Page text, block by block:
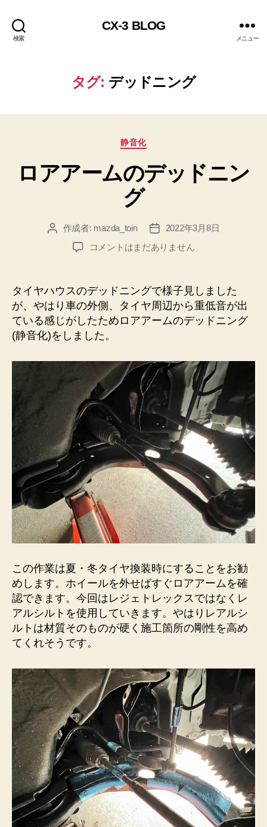
検索
CX-3 BLOG
メニュー
タグ: デッドニング
カ
ゴ
リ
ー
静音化
ロアアームのデッドニン
グ
投 作成者: mazda_toin
投
稿
日
2022年3月8日
ロ
ー
ム
の
デ
ッ
ニ
グ
へ
の
コメントはまだありません
タイヤハウスのデッドニングで様子見しました
が、やはり車の外側、タイヤ周辺から重低音が出
ている感じがしたためロアアームのデッドニング
(静音化)をしました。
この作業は夏・冬タイヤ換装時にすることをお勧
めします。ホイールを外せばすぐロアアームを確
認できます。今回はレジェトレックスではなくレ
アルシルトを使用していきます。やはりレアルシ
ルトは材質そのものが硬く施工箇所の剛性を高め
てくれそうです。